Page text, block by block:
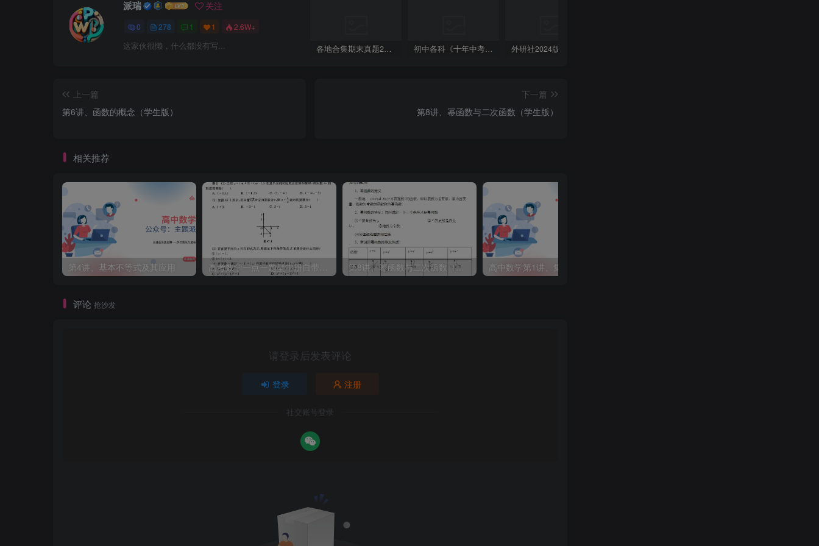
派瑞 关注
0 278 1 1 2.6W+
这家伙很懒，什么都没有写... 各地合集期末真题2023-2024学年第一学期九年级英语期末试卷（含听力和答案） 初中各科《十年中考真题》2013-2024历年中考真题
上一篇
第6讲、函数的概念（学生版）
下一篇
第8讲、幂函数与二次函数（学生版）
相关推荐
第4讲、基本不等式及其应用 第8讲、幂函数与二次函数（学生版）
评论 抢沙发
请登录后发表评论
登录 注册
社交账号登录